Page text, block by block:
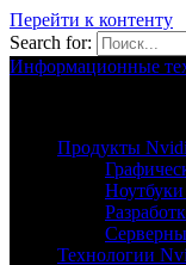
Перейти к контенту
Search for:
Информационные
Продукты
Технологии